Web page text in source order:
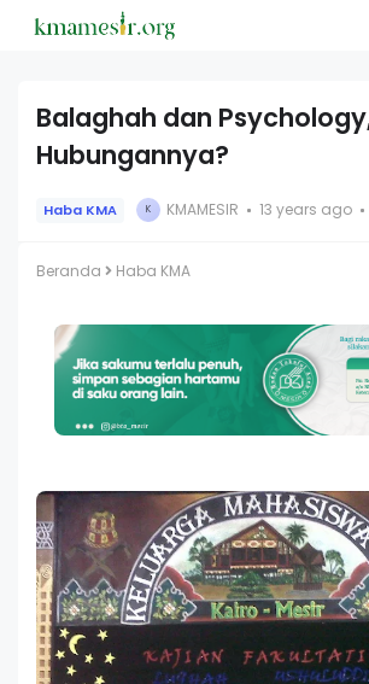
Balaghah dan
Hubungannya?
Haba KMA K KMAMESIR 13 years ago
Beranda Haba KMA